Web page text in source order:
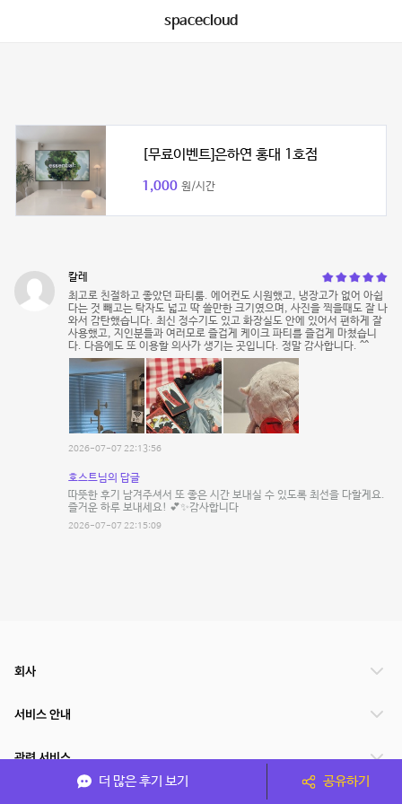
spacecloud
[무료이벤트]은하연 홍대 1호점
1,000 원/시간
칼레
최고로 친절하고 좋았던 파티룸. 에어컨도 시원했고, 냉장고가 없어 아쉽
다는 것 빼고는 탁자도 넓고 딱 쓸만한 크기였으며, 사진을 찍을때도 잘 나
와서 감탄했습니다. 최신 정수기도 있고 화장실도 안에 있어서 편하게 잘
사용했고, 지인분들과 여러모로 즐겁게 케이크 파티를 즐겁게 마쳤습니
다. 다음에도 또 이용할 의사가 생기는 곳입니다. 정말 감사합니다. ^^
2026-07-07 22:13:56
호스트님의 답글
따뜻한 후기 남겨주셔서 또 좋은 시간 보내실 수 있도록 최선을 다할게요.
즐거운 하루 보내세요! 💕✨감사합니다
2026-07-07 22:15:09
더 많은 후기 보기 공유하기
회사
서비스 안내
관련 서비스